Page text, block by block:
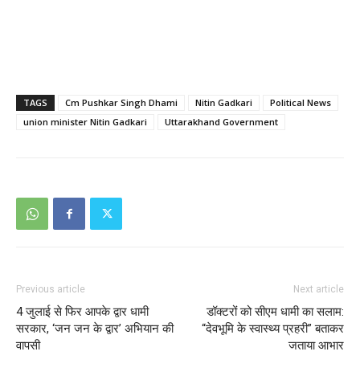
TAGS Cm Pushkar Singh Dhami Nitin Gadkari
Political News
union minister Nitin Gadkari
Uttarakhand Government
Previous article
4 जुलाई से फिर आपके द्वार धामी
सरकार, ‘जन जन के द्वार’ अभियान की
वापसी
Next article
डॉक्टरों को सीएम धामी का सलाम:
“देवभूमि के स्वास्थ्य प्रहरी” बताकर
जताया आभार